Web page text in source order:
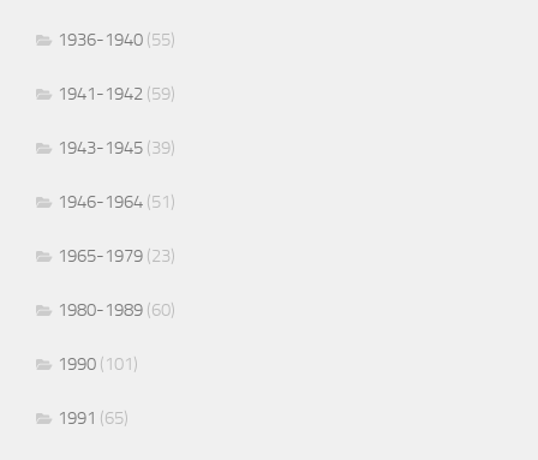
1936-1940 (55)
1941-1942 (59)
1943-1945 (39)
1946-1964 (51)
1965-1979 (23)
1980-1989 (60)
1990 (101)
1991 (65)